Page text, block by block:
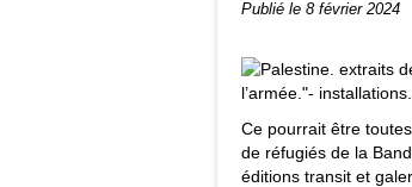
Publié le 8 février 2024
Ce pourrait être
de réfugiés de la
éditions transit et